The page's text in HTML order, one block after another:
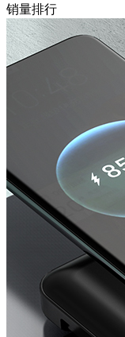
销量排行